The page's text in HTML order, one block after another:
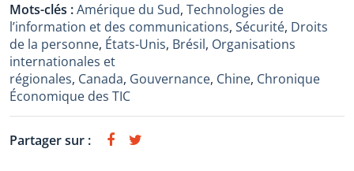
Mots-clés :Amérique du Sud, Technologies de
l’information et des communications, Sécurité, Droits
de la personne, États-Unis, Brésil, Organisations
internationales et
régionales, Canada, Gouvernance, Chine, Chronique
Économique des TIC
Partager sur :